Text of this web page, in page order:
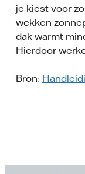
je kiest voor
wekken
dak warmt
Hierdoor
Bron: